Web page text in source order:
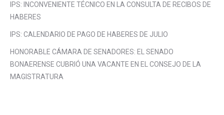
IPS: INCONVENIENTE TÉCNICO EN LA CONSULTA DE RECIBOS DE
HABERES
IPS: CALENDARIO DE PAGO DE HABERES DE JULIO
HONORABLE CÁMARA DE SENADORES: EL SENADO
BONAERENSE CUBRIÓ UNA VACANTE EN EL CONSEJO DE LA
MAGISTRATURA